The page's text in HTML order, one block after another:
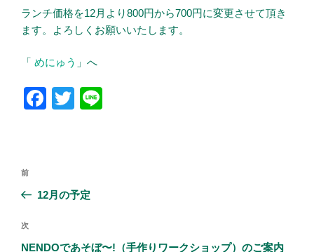
ランチ価格を12月より800円から700円に変更させて頂き
ます。よろしくお願いいたします。
「 めにゅう 」へ
F
b
T
投
ビ
ゲ
前
の
稿
前
12月の予定
次
の
次
NENDOであそぼ〜!（手作りワークショップ）のご案内